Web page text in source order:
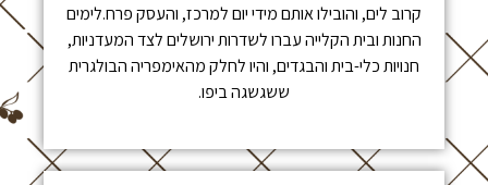
קרוב לים, והובילו אותם מידי יום למרכז, והעסק פרח.לימים
החנות ובית הקלייה עברו לשדרות ירושלים לצד המעדניות,
חנויות כלי-בית והבגדים, והיו לחלק מהאימפריה הבולגרית
ששגשגה ביפו.